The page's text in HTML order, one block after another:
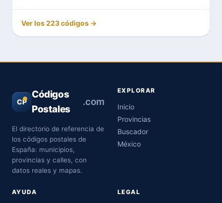
Ver los 223 códigos →
CP
Códigos
Postales
.com
El directorio de referencia de
los códigos postales de
España: municipios,
provincias y calles, con
datos reales y mapas.
EXPLORAR
Inicio
Provincias
Buscador
México
AYUDA LEGAL